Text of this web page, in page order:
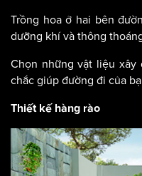
Trồng hoa ở hai bên
dưỡng khí và thông
Chọn những vật liệu xây
chắc giúp đường đi của
Thiết kế hàng rào